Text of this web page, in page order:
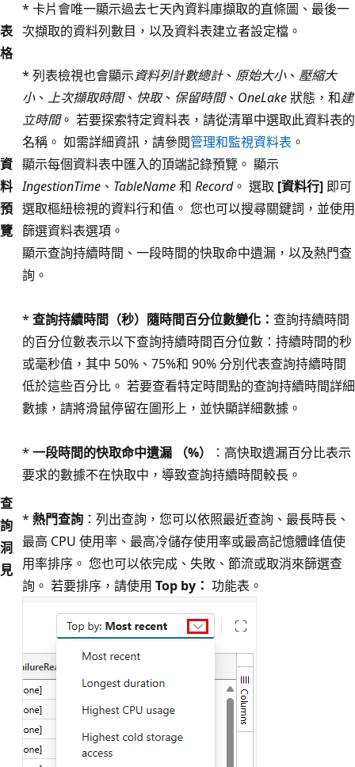
表
格
* 卡片會唯一顯示過去七天內資料庫擷取的直條圖、最後一
次擷取的資料列數目，以及資料表建立者設定檔。
* 列表檢視也會顯示資料列計數總計、 原始大小、 壓縮大
小、 上次擷取時間、 快取、 保留時間、 OneLake狀態，和建
立時間。 若要探索特定資料表，請從清單中選取此資料表的
名稱。 如需詳細資訊，請參閱管理和監視資料表 。
資
料
預
覽
顯示每個資料表中匯入的頂端記錄預覽。 顯示
IngestionTime 、 TableName和 Record。 選取 [資料行] 即可
選取樞紐檢視的資料行和值。 您也可以搜尋關鍵詞，並使用
篩選資料表選項。
查
詢
洞
見
顯示查詢持續時間、一段時間的快取命中遺漏，以及熱門查
詢。
* 查詢持續時間（秒）隨時間百分位數變化： 查詢持續時間
的百分位數表示以下查詢持續時間百分位數：持續時間的秒
或毫秒值，其中 50%、75%和 90% 分別代表查詢持續時間
低於這些百分比。 若要查看特定時間點的查詢持續時間詳細
數據，請將滑鼠停留在圖形上，並快顯詳細數據。
* 一段時間的快取命中遺漏 （%）
：高快取遺漏百分比表示
要求的數據不在快取中，導致查詢持續時間較長。
* 熱門查詢 ：列出查詢，您可以依照最近查詢、最長時長、
最高 CPU 使用率、最高冷儲存使用率或最高記憶體峰值使
用率排序。 您也可以依完成、失敗、節流或取消來篩選查
詢。 若要排序，請使用 Top by： 功能表。